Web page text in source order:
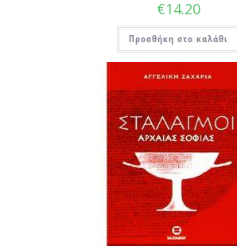
€14.20
Προσθήκη στο καλάθι